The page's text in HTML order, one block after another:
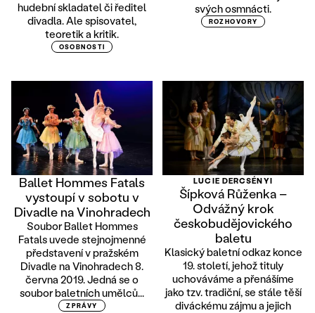
hudební skladatel či ředitel
divadla. Ale spisovatel,
teoretik a kritik.
OSOBNOSTI
svých osmnácti.
ROZHOVORY
Ballet Hommes Fatals
vystoupí v sobotu v
Divadle na Vinohradech
Soubor Ballet Hommes
Fatals uvede stejnojmenné
představení v pražském
Divadle na Vinohradech 8.
června 2019. Jedná se o
soubor baletních umělců...
ZPRÁVY
LUCIE DERCSÉNYI
Šípková Růženka –
Odvážný krok
českobudějovického
baletu
Klasický baletní odkaz konce
19. století, jehož tituly
uchováváme a přenášíme
jako tzv. tradiční, se stále těší
diváckému zájmu a jejich